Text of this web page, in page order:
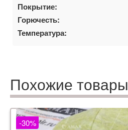
Покрытие:
Горючесть:
Температура:
Похожие товары
-30%